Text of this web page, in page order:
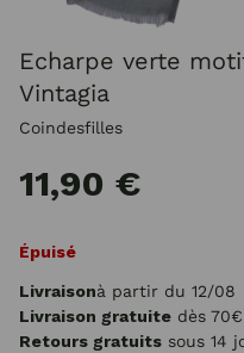
Echarpe verte
Vintagia
Coindesfilles
11,90 €
Épuisé
Livraisonà partir du 12/08
Livraison gratuite dès 70€
Retours gratuits sous 14